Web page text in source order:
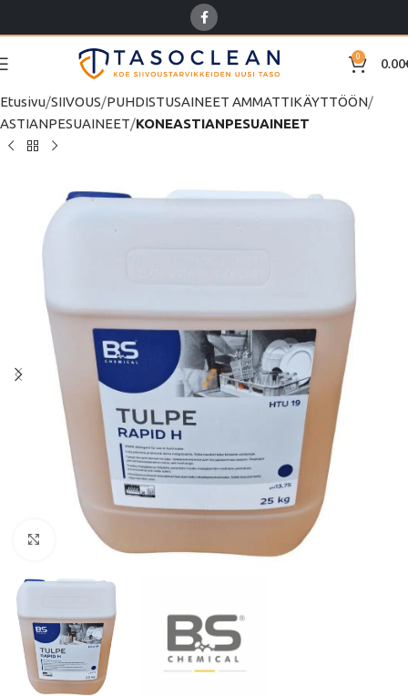
0 0.00
Etusivu SIIVOUS PUHDISTUSAINEET AMMATTIKÄYTTÖÖN
ASTIANPESUAINEET KONEASTIANPESUAINEET
Klikkaa suurentaaksesi